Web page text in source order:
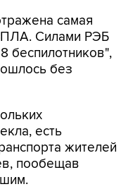
самая
Силами РЭБ
беспилотников",
без
есть
жителей
пообещав